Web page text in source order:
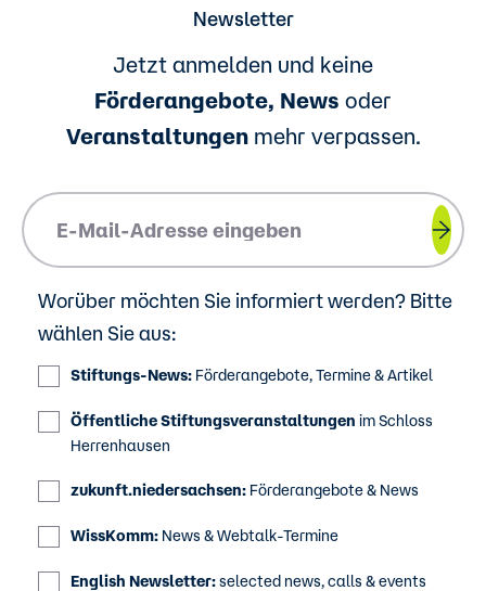
Newsletter
Jetzt anmelden und keine
Förderangebote, News oder
Veranstaltungen mehr verpassen.
Worüber möchten Sie informiert werden? Bitte
wählen Sie aus:
Stiftungs-News: Förderangebote, Termine & Artikel
Öffentliche Stiftungsveranstaltungen im Schloss
Herrenhausen
zukunft.niedersachsen: Förderangebote & News
WissKomm: News & Webtalk-Termine
English Newsletter:selected news, calls & events